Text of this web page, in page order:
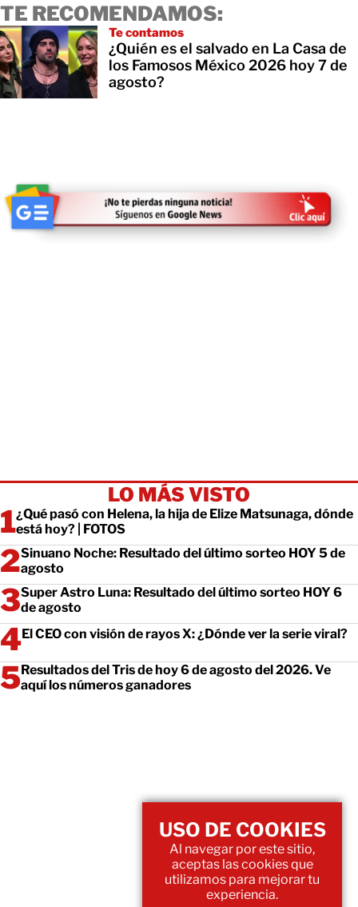
TE RECOMENDAMOS:
Te contamos
¿Quién es el salvado en La Casa de
los Famosos México 2026 hoy 7 de
agosto?
LO MÁS VISTO
¿Qué pasó con Helena, la hija de Elize Matsunaga, dónde
está hoy? | FOTOS
Sinuano Noche: Resultado del último sorteo HOY 5 de
agosto
Super Astro Luna: Resultado del último sorteo HOY 6
de agosto
El CEO con visión de rayos X: ¿Dónde ver la serie viral?
Resultados del Tris de hoy 6 de agosto del 2026. Ve
aquí los números ganadores
USO DE COOKIES
Al navegar por este sitio,
aceptas las cookies que
utilizamos para mejorar tu
experiencia.